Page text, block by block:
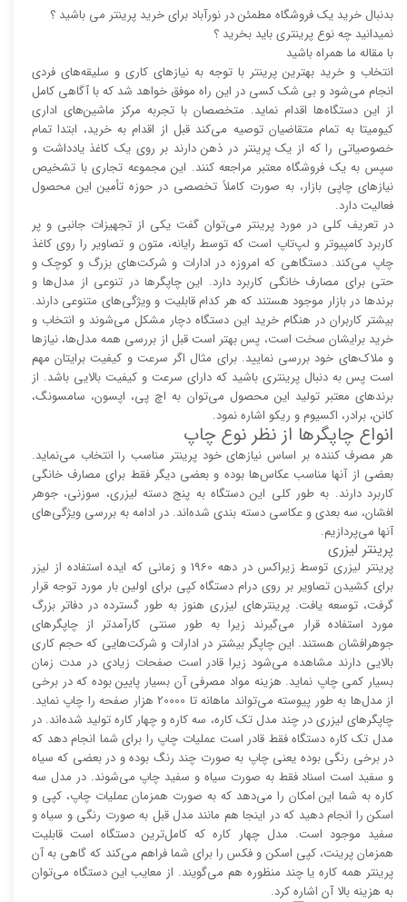
بدنبال خرید یک فروشگاه مطمئن در نورآباد برای خرید پرینتر می باشید ؟
نمیدانید چه نوع پرینتری باید بخرید ؟
با مقاله ما همراه باشید
انتخاب و خرید بهترین پرینتر با توجه به نیاز‌‌های کاری و سلیقه‌های فردی
انجام می‌شود و بی شک کسی در این راه موفق خواهد شد که با آگاهی کامل
از این دستگاه‌ها اقدام نماید. متخصصان با تجربه مرکز ماشین‌های اداری
کیومیتا به تمام متقاضیان توصیه می‌کند قبل از اقدام به خرید، ابتدا تمام
خصوصیاتی را که از یک پرینتر در ذهن دارند بر روی یک کاغذ یادداشت و
سپس به یک فروشگاه معتبر مراجعه کنند. این مجموعه تجاری با تشخیص
نیاز‌‌های چاپی بازار، به صورت کاملاً تخصصی در حوزه تأمین این محصول
فعالیت دارد.
در تعریف کلی در مورد پرینتر می‌توان گفت یکی از تجهیزات جانبی و پر
کاربرد کامپیوتر و لپ‌تاپ است که توسط رایانه، متون و تصاویر را روی کاغذ
چاپ می‌کند. دستگاهی که امروزه در ادارات و شرکت‌های بزرگ و کوچک و
حتی برای مصارف خانگی کاربرد دارد. این چاپگر‌ها در تنوعی از مدل‌ها و
برند‌ها در بازار موجود هستند که هر کدام قابلیت و ویژگی‌های متنوعی دارند.
بیشتر کاربران در هنگام خرید این دستگاه دچار مشکل می‌شوند و انتخاب و
خرید برایشان سخت است، پس بهتر است قبل از بررسی همه مدل‌ها، نیاز‌ها
و ملاک‌های خود بررسی نمایید. برای مثال اگر سرعت و کیفیت برایتان مهم
است پس به دنبال پرینتری باشید که دارای سرعت و کیفیت بالایی باشد. از
برند‌های معتبر تولید این محصول می‌توان به اچ پی، اپسون، سامسونگ،
کانن، برادر، اکسیوم و ریکو اشاره نمود.
انواع چاپگر‌ها از نظر نوع چاپ
هر مصرف کننده بر اساس نیاز‌های خود پرینتر مناسب را انتخاب می‌نماید.
بعضی از آنها مناسب عکاس‌ها بوده و بعضی دیگر فقط برای مصارف خانگی
کاربرد دارند. به طور کلی این دستگاه به پنج دسته لیزری، سوزنی، جوهر
افشان، سه بعدی و عکاسی دسته بندی شده‌اند. در ادامه به بررسی ویژگی‌های
آنها می‌پردازیم.
پرینتر لیزری
پرینتر لیزری توسط زیراکس در دهه 1960 و زمانی که ایده استفاده از لیزر
برای کشیدن تصاویر بر روی درام دستگاه کپی برای اولین بار مورد توجه قرار
گرفت، توسعه یافت. پرینتر‌های لیزری هنوز به طور گسترده در دفاتر بزرگ
مورد استفاده قرار می‌گیرند زیرا به طور سنتی کارآمد‌‌تر از چاپگر‌های
جوهرافشان هستند. این چاپگر بیشتر در ادارات و شرکت‌هایی که حجم کاری
بالایی دارند مشاهده می‌شود زیرا قادر است صفحات زیادی در مدت زمان
بسیار کمی چاپ نماید. هزینه مواد مصرفی آن بسیار پایین بوده که در برخی
از مدل‌ها به طور پیوسته می‌تواند ماهانه تا 20000 هزار صفحه را چاپ نماید.
چاپگر‌های لیزری در چند مدل تک کاره، سه کاره و چهار کاره تولید شده‌اند. در
مدل تک کاره دستگاه فقط قادر است عملیات چاپ را برای شما انجام دهد که
در برخی رنگی بوده یعنی چاپ به صورت چند رنگ بوده و در بعضی که سیاه
و سفید است اسناد فقط به صورت سیاه و سفید چاپ می‌شوند. در مدل سه
کاره به شما این امکان را می‌دهد که به صورت همزمان عملیات چاپ، کپی و
اسکن را انجام دهید که در اینجا هم مانند مدل قبل به صورت رنگی و سیاه و
سفید موجود است. مدل چهار کاره که کامل‌ترین دستگاه است قابلیت
همزمان پرینت، کپی اسکن و فکس را برای شما فراهم می‌کند که گاهی به آن
پرینتر همه کاره یا چند منظوره هم می‌گویند. از معایب این دستگاه می‌توان
به هزینه بالا آن اشاره کرد.